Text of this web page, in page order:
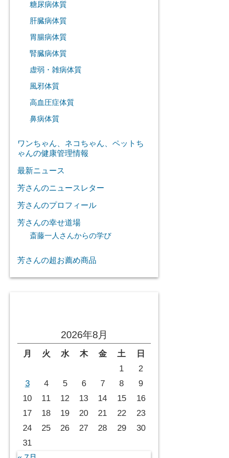
糖尿病体質
肝臓病体質
胃腸病体質
腎臓病体質
虚弱・雑病体質
風邪体質
高血圧症体質
鼻病体質
ワンちゃん、ネコちゃん、ペットち
ゃんの健康管理情報
最新ニュース
芳さんのニュースレター
芳さんのプロフィール
芳さんの幸せ道場
斎藤一人さんからの学び
芳さんの超お薦め商品
2026年8月
月 火 水 木 金 土
日
1
2
3
4 5 6 7 8
9
10
11 12 13 14 15
16
17
18 19 20 21 22
23
24
25 26 27 28 29
30
31